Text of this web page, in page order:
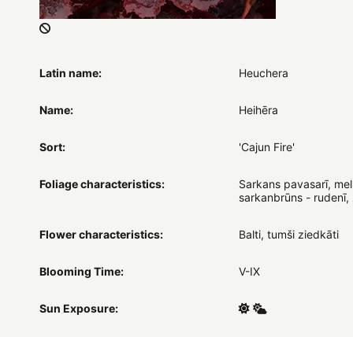
Latin name: Heuchera
Name: Heihēra
Sort: 'Cajun Fire'
Foliage characteristics:
Sarkans pavasarī,
sarkanbrūns - rudenī,
Flower characteristics: Balti, tumši ziedkāti
Blooming Time: V-IX
Sun Exposure: